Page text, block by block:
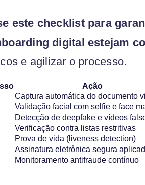
este checklist para
digital estejam
e agilizar o processo.
Ação
Captura automática do documento
Validação facial com selfie e face
Detecção de deepfake e vídeos
Verificação contra listas restritivas
Prova de vida (liveness detection)
Assinatura eletrônica segura
Monitoramento antifraude contínuo